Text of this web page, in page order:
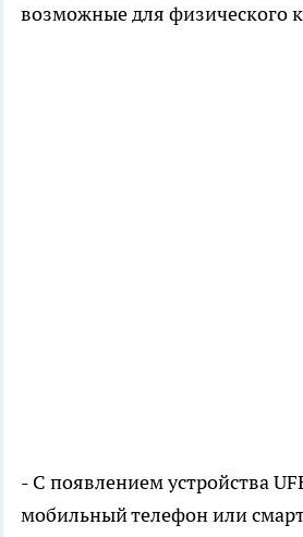
возможные для физического
- С появлением устройства
мобильный телефон или